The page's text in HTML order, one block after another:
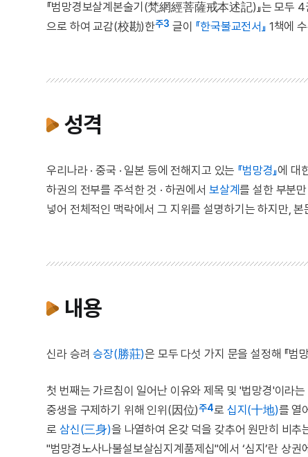
『범망경보살계본술기(梵網經菩薩戒本述記)』는 모두 4
으로 하여 교감(校勘)한주3 글이 『한국불교전서』 1책에
성격
우리나라 · 중국 · 일본 등에 전해지고 있는 『범망경』에 대
하권의 전부를 주석한 것 · 하권에서 보살계를 설한 부분
넣어 전체적인 맥락에서 그 지위를 설명하기는 하지만,
내용
신라 승려승장(勝莊)은 모두 다섯 가지 문을 설정해 『범
첫 번째는 가르침이 일어난 이유와 제목 및 '법망경'이라
중생을 구제하기 위해 인위(因位)주4로 십지(十地)를 열
로 삼신(三身)을 나열하여 온갖 덕을 갖추어 원만히 비
"범망경노사나불설보살심지계품제십"에서 ‘심지’란 상